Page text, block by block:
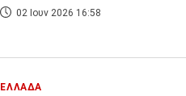
02 Ιουν 2026 16:58
ΕΛΛΑΔΑ